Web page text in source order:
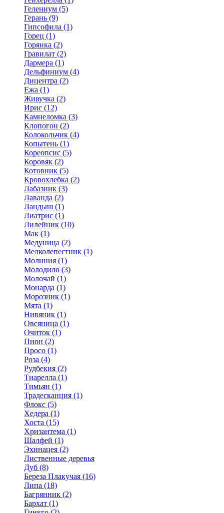
Гелениум (5)
Герань (9)
Гипсофила (1)
Горец (1)
Горянка (2)
Гравилат (2)
Дармера (1)
Дельфиниум (4)
Дицентра (2)
Ежа (1)
Живучка (2)
Ирис (12)
Камнеломка (3)
Клопогон (2)
Колокольчик (4)
Копытень (1)
Кореопсис (5)
Коровяк (2)
Котовник (5)
Кровохлебка (2)
Лабазник (3)
Лаванда (2)
Ландыш (1)
Лиатрис (1)
Лилейник (10)
Мак (1)
Медуница (2)
Мелколепестник (1)
Молиния (1)
Молодило (3)
Молочай (1)
Монарда (1)
Морозник (1)
Мята (1)
Нивяник (1)
Овсяница (1)
Очиток (1)
Пион (2)
Просо (1)
Роза (4)
Рудбекия (2)
Тиарелла (1)
Тимьян (1)
Традесканция (1)
Флокс (5)
Хедера (1)
Хоста (15)
Хризантема (1)
Шалфей (1)
Эхинацея (2)
Лиственные деревья
Дуб (8)
Береза Плакучая (16)
Липа (18)
Багрянник (2)
Бархат (1)